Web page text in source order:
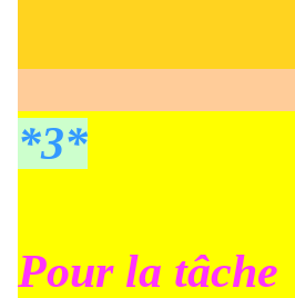
*3*
Pour la tâche